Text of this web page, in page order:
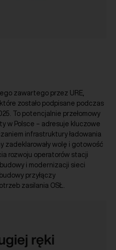
zawartego przez URE,
które zostało podpisane podczas
To potencjalnie przełomowy
w Polsce – adresuje kluczowe
infrastruktury ładowania
zadeklarowały wolę i gotowość
rozwoju operatorów stacji
i modernizacji sieci
przyłączy
zasilania OSŁ.